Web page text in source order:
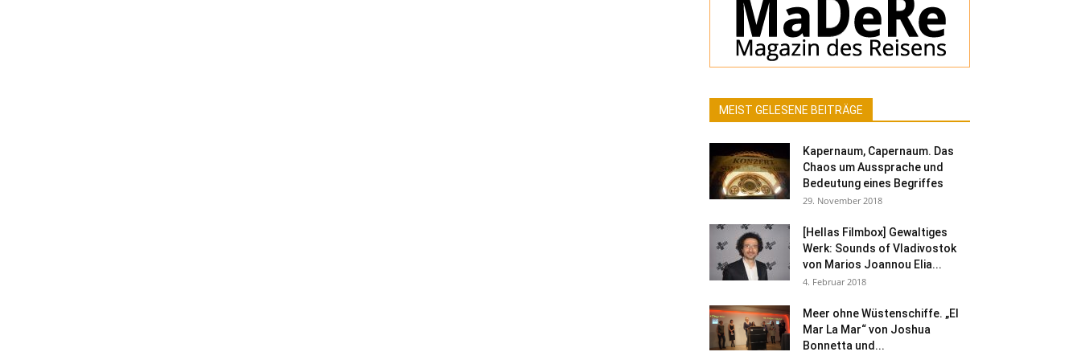
MEIST GELESENE BEITRÄGE
Kapernaum, Capernaum. Das
Chaos um Aussprache und
Bedeutung eines Begriffes
29. November 2018
[Hellas Filmbox] Gewaltiges
Werk: Sounds of Vladivostok
von Marios Joannou Elia...
4. Februar 2018
Meer ohne Wüstenschiffe. „El
Mar La Mar“ von Joshua
Bonnetta und...